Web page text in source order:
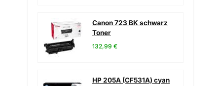
Canon 723 BK schwarz
Toner
132,99 €
HP 205A (CF531A) cyan